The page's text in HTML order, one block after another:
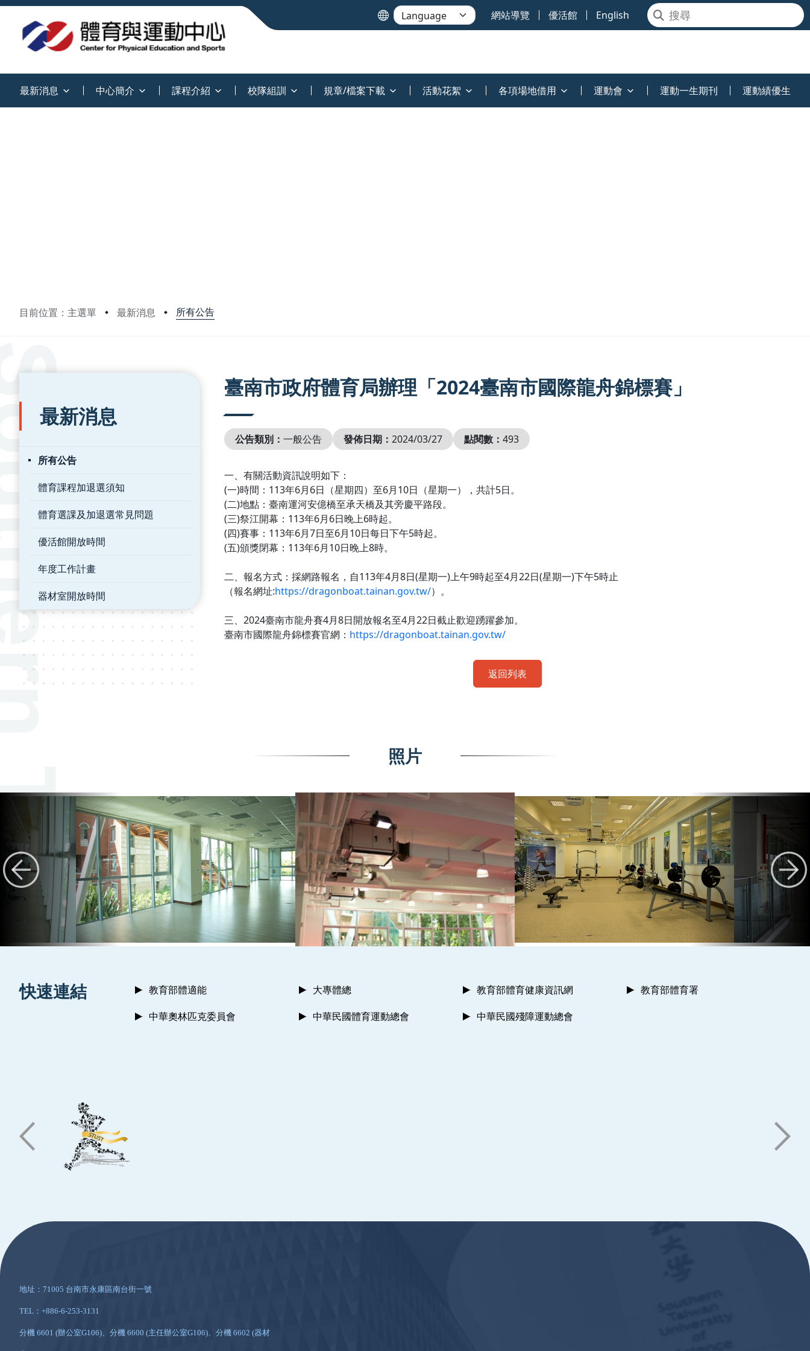
網站導覽 優活館 English
最新消息 中心簡介 課程介紹 校隊組訓 規章/檔案下載 活動花絮 各項場地借用 運動會 運動一生期刊 運動績優生
目前位置：主選單 最新消息 所有公告
:::
最新消息
所有公告
體育課程加退選須知
體育選課及加退選常見問題
優活館開放時間
年度工作計畫
器材室開放時間
臺南市政府體育局辦理「2024臺南市國際龍舟錦標賽」
公告類別： 一般公告 發佈日期： 2024/03/27 點閱數： 493
一、有關活動資訊說明如下：
(一)時間：113年6月6日（星期四）至6月10日（星期一），共計5日。
(二)地點：臺南運河安億橋至承天橋及其旁慶平路段。
(三)祭江開幕：113年6月6日晚上6時起。
(四)賽事：113年6月7日至6月10日每日下午5時起。
(五)頒獎閉幕：113年6月10日晚上8時。
二、報名方式：採網路報名，自113年4月8日(星期一)上午9時起至4月22日(星期一)下午5時止
（報名網址:https://dragonboat.tainan.gov.tw/）。
三、2024臺南市龍舟賽4月8日開放報名至4月22日截止歡迎踴躍參加。
臺南市國際龍舟錦標賽官網： https://dragonboat.tainan.gov.tw/
返回列表
照片
快速連結 教育部體適能 大專體總 教育部體育健康資訊網
教育部體育署
中華奧林匹克委員會
中華民國體育運動總會 中華民國殘障運動總會
地址：71005 台南市永康區南台街一號
TEL：+886-6-253-3131
分機 6601 (辦公室G106)、分機 6600 (主任辦公室G106)、分機 6602 (器材